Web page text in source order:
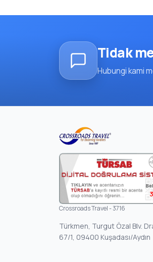
Tidak
Hubungi kami
Crossroads Travel - 3716
Türkmen, Turgut Özal Blv.
67/1, 09400 Kuşadası/Aydın